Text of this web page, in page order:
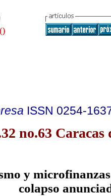
ISSN 0254-
no.63 Caracas
y
colapso